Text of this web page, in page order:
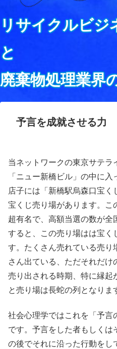
リサイクルビジ
と
廃棄物処理業界
予言を成就させる力
当ネットワークの東京サテ
「ニュー新橋ビル」の中に
店子には「新橋駅烏森口宝く
宝くじ売り場があります。こ
超有名で、高額当選の数が全
すると、この売り場はは宝く
す。たくさん売れている売り
さん出ている、ただそれだ
売り出される時期、特に縁起
と売り場は長蛇の列となりま
社会心理学ではこれを「予言
です。予言をした者もしく
の後でそれに沿った行動をし